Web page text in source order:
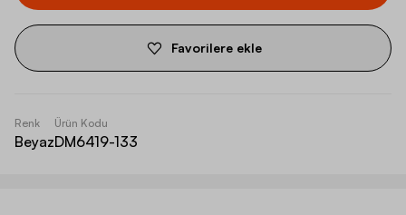
Favorilere ekle
Renk
Beyaz
Ürün Kodu
DM6419-133